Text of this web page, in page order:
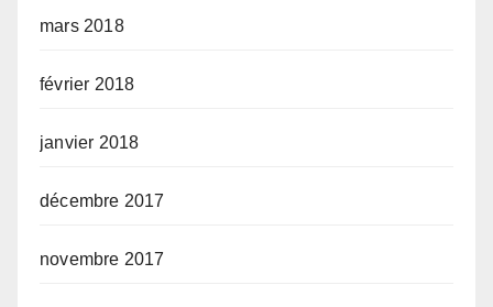
mars 2018
février 2018
janvier 2018
décembre 2017
novembre 2017